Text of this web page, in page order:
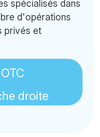
spécialisés dans
d'opérations
privés et